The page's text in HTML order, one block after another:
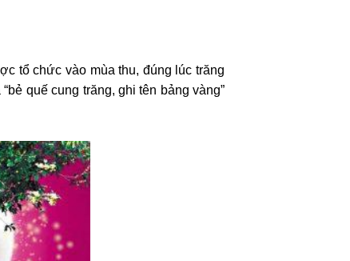
tổ chức vào mùa thu, đúng lúc trăng
quế cung trăng, ghi tên bảng vàng”